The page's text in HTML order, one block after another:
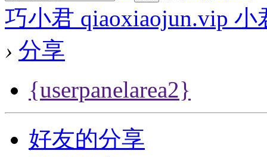
巧小君 qiaoxiaojun.vip
› 分享
{userpanelarea2}
好友的分享